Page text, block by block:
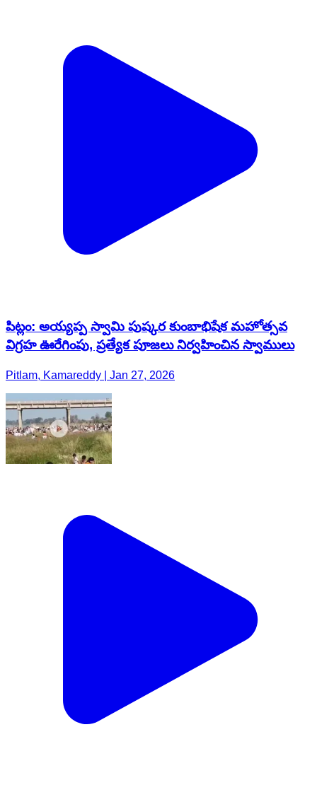
పిట్లం: అయ్యప్ప స్వామి పుష్కర కుంబాభిషేక మహోత్సవ
విగ్రహ ఊరేగింపు, ప్రత్యేక పూజలు నిర్వహించిన స్వాములు
Pitlam, Kamareddy | Jan 27, 2026